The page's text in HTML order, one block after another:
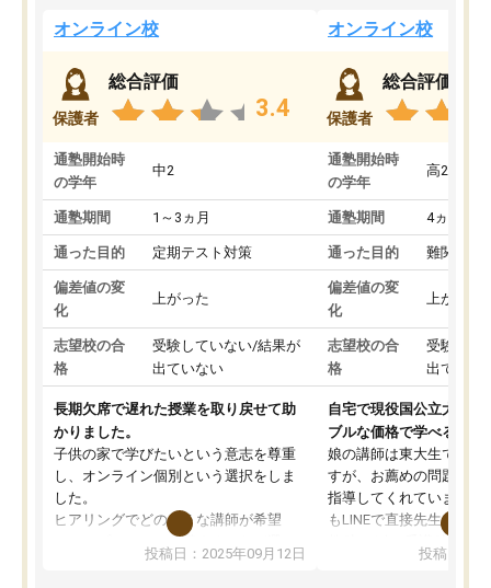
オンライン校
保護者
総合評価
3.4
通塾開始時
の学年
中2
通塾期間 1～3ヵ月
通った目的 定期テスト対策
偏差値の変
化
上がった
志望校の合
格
受験していない/結果が
出ていない
長期欠席で遅れた授業を取り戻せて助
かりました。
子供の家で学びたいという意志を尊重
し、オンライン個別という選択をしま
した。
ヒアリングでどのような講師が希望
か、オプションは付帯するかなど選ぶ
事が出来ました。
投稿日：2025年09月12日
オンライン校
保護者
総合評価
通塾開始時
の学年
高2
通塾期間 4ヵ月～1
通った目的 難関私立
偏差値の変
化
上がった
志望校の合
格
受験して
出ていな
自宅で現役国公立大学生
ブルな価格で学べる
娘の講師は東大生では無
すが、お薦めの問題集や
指導してくれています。
もLINEで直接先生に質問
めれるので、個人に合
投稿日：